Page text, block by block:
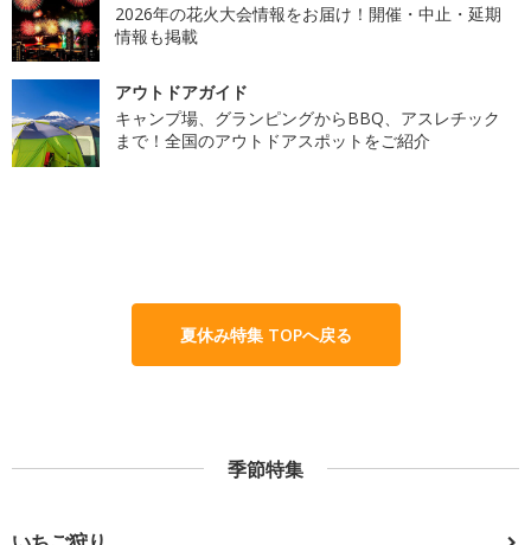
2026年の花火大会情報をお届け！開催・中止・延期
情報も掲載
アウトドアガイド
キャンプ場、グランピングからBBQ、アスレチック
まで！全国のアウトドアスポットをご紹介
夏休み特集 TOPへ戻る
季節特集